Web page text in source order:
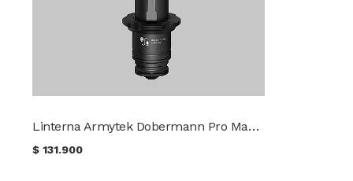
Linterna Armytek Dobermann Pro Max Luz Fría
$131.900